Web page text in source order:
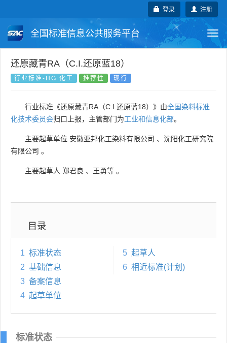
注册
登录
全国标准信息公共服务平台
国家标准 行业标准
国外标准 技术委员会
还原藏青RA（C.I.还原蓝18）
行业标准-HG 化工 推荐性 现行
行业标准《还原藏青RA（C.I.还原蓝18）》由全国染料标准
化技术委员会归口上报，主管部门为工业和信息化部。
主要起草单位 安徽亚邦化工染料有限公司 、 沈阳化工研究院
有限公司 。
主要起草人 郑君良 、 王勇等 。
目录
1 标准状态
2 基础信息
3 备案信息
4 起草单位
5 起草人
6 相近标准(计划)
标准状态